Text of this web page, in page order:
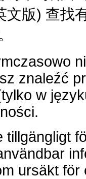
文版) 查找
znaleźć
w
tillgängligt
ursäkt för